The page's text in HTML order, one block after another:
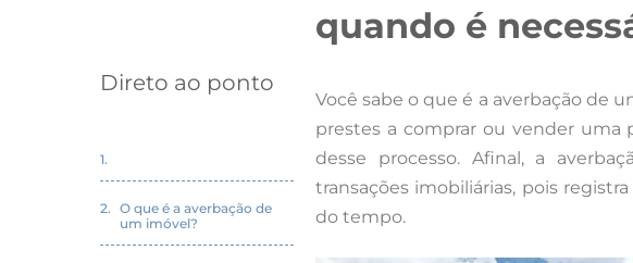
Direto ao ponto
O que é a averbação de
um imóvel?
quando é
Você sabe o que é a averbação de
prestes a comprar ou vender uma
desse processo. Afinal, a
transações imobiliárias, pois
do tempo.